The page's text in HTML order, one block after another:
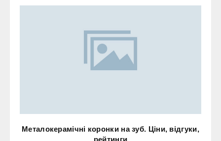
Металокерамічні коронки на зуб. Ціни, відгуки,
рейтинги